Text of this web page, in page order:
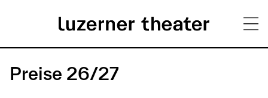
zum
Inhalt
H
Preise 26/27